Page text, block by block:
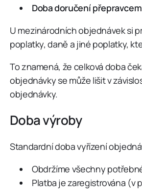
Doba doručení přepravcem
U mezinárodních objednávek si
poplatky, daně a jiné poplatky,
To znamená, že celková doba
objednávky se může lišit v
objednávky.
Doba výroby
Standardní doba vyřízení
Obdržíme všechny
Platba je zaregistrována (v